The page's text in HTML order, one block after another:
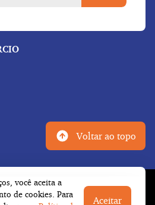
você aceita a
de cookies. Para
Aceitar
Voltar ao topo
Jornalística J.C. Jarros